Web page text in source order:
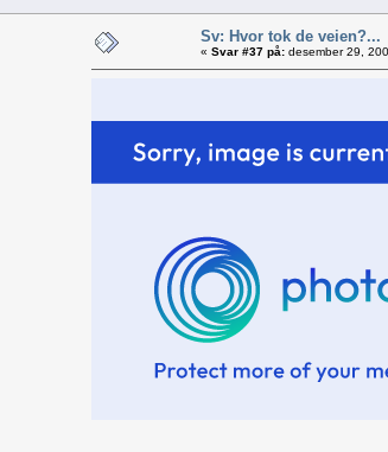
Sv: Hvor tok de veien?...
« Svar #37 på: desember 29,